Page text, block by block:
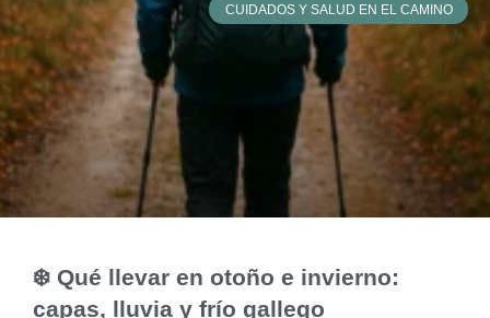
CUIDADOS Y SALUD EN EL CAMINO
❄️ Qué llevar en otoño e invierno:
capas, lluvia y frío gallego